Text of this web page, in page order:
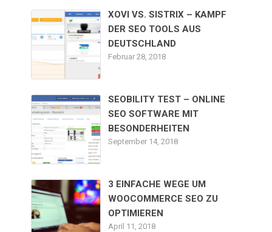
XOVI VS. SISTRIX – KAMPF
DER SEO TOOLS AUS
DEUTSCHLAND
Februar 28, 2018
SEOBILITY TEST – ONLINE
SEO SOFTWARE MIT
BESONDERHEITEN
September 14, 2018
3 EINFACHE WEGE UM
WOOCOMMERCE SEO ZU
OPTIMIEREN
April 11, 2018